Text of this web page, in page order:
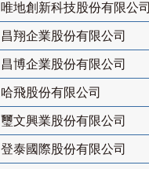
唯地創新科技股份有限公司
昌翔企業股份有限公司
昌博企業股份有限公司
哈飛股份有限公司
璽文興業股份有限公司
登泰國際股份有限公司